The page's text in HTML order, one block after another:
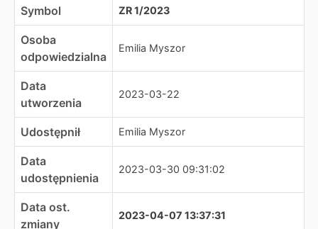
Symbol ZR 1/2023
Osoba
odpowiedzialna
Emilia Myszor
Data
utworzenia
2023-03-22
Udostępnił Emilia Myszor
Data
udostępnienia
2023-03-30 09:31:02
Data ost.
zmiany
2023-04-07 13:37:31